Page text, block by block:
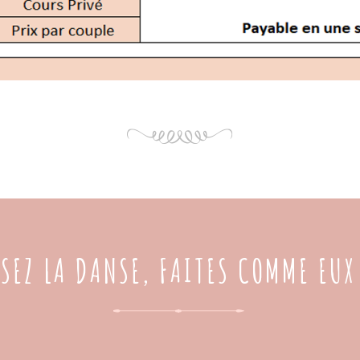
LA DANSE, FAITES COMME